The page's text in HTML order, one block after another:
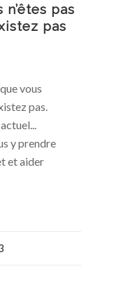
pas
pas
vous
pas.
y prendre
et aider